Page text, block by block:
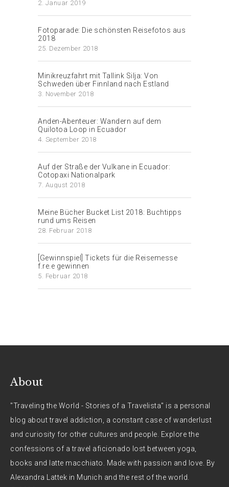
2. Januar 2019
Fotoparade: Die schönsten Reisefotos aus
2018
25. Dezember 2018
Minikreuzfahrt mit Tallink Silja: Von
Schweden über Finnland nach Estland
3. November 2018
Anden-Abenteuer: Wandern auf dem
Quilotoa Loop in Ecuador
4. September 2018
Auf der Straße der Vulkane in Ecuador:
Cotopaxi Nationalpark
7. August 2018
Meine Bücher Bucket List 2018: Buchtipps
rund ums Reisen
28. Februar 2018
[Gewinnspiel] Tickets für die Reisemesse
f.re.e gewinnen
5. Februar 2018
About
"Traveling the World - Stories of a Travelista" is a personal
blog about travel addiction, a constant case of wanderlust
and curiosity for other cultures and people. Explore the
confessions of a travel aficionado lost between yoga,
books and latte macchiato. Made with passion and love. By
Alexandra Lattek in Munich and the rest of the world.